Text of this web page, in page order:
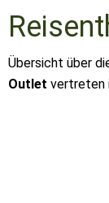
Übersicht über
Outlet vertreten